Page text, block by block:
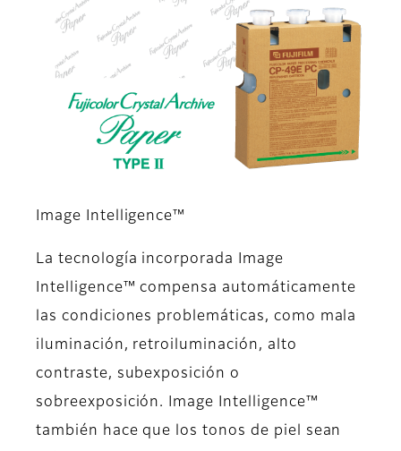
Image Intelligence™
La tecnología incorporada Image
Intelligence™ compensa automáticamente
las condiciones problemáticas, como mala
iluminación, retroiluminación, alto
contraste, subexposición o
sobreexposición. Image Intelligence™
también hace que los tonos de piel sean